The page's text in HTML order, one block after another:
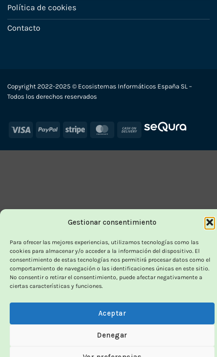
Gestionar consentimiento
Para ofrecer las mejores experiencias, utilizamos tecnologías como las
cookies para almacenar y/o acceder a la información del dispositivo. El
consentimiento de estas tecnologías nos permitirá procesar datos como el
comportamiento de navegación o las identificaciones únicas en este sitio.
No consentir o retirar el consentimiento, puede afectar negativamente a
ciertas características y funciones.
Aceptar
Denegar
Política de cookies
Contacto
Copyright 2022-2025 © Ecosistemas Informáticos España SL –
Todos los derechos reservados
Visa PayPal Stripe MasterCard
Cash